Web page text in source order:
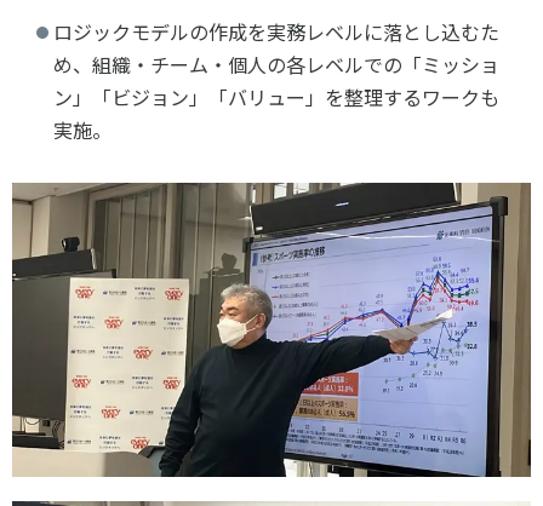
ロジックモデルの作成を実務レベルに落とし込むた
め、組織・チーム・個人の各レベルでの「ミッショ
ン」「ビジョン」「バリュー」を整理するワークも
実施。